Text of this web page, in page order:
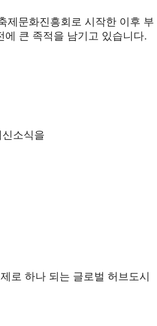
제문화진흥회로 시작한 이후 부
에 큰 족적을 남기고 있습니다.
소식을
로 하나 되는 글로벌 허브도시